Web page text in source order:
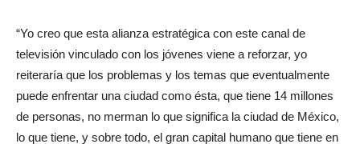
“Yo creo que esta alianza estratégica con este canal de
televisión vinculado con los jóvenes viene a reforzar, yo
reiteraría que los problemas y los temas que eventualmente
puede enfrentar una ciudad como ésta, que tiene 14 millones
de personas, no merman lo que significa la ciudad de México,
lo que tiene, y sobre todo, el gran capital humano que tiene en